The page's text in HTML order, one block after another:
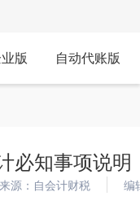
版 自动代账版
必知事项说明
源：自会计财税 编